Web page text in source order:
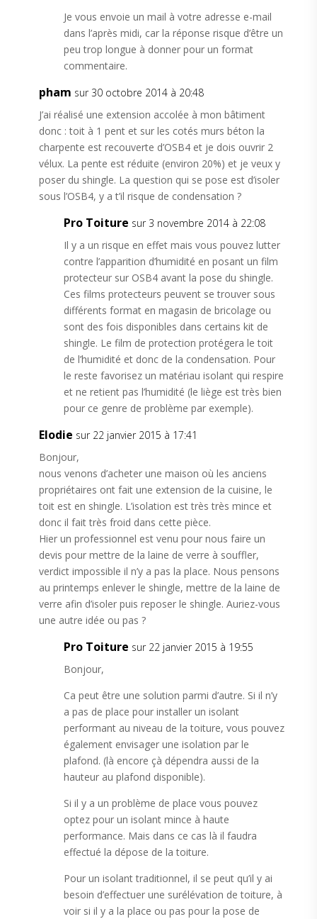
Je vous envoie un mail à votre adresse e-mail
dans l’après midi, car la réponse risque d’être un
peu trop longue à donner pour un format
commentaire.
pham sur 30 octobre 2014 à 20:48
J’ai réalisé une extension accolée à mon bâtiment
donc : toit à 1 pent et sur les cotés murs béton la
charpente est recouverte d’OSB4 et je dois ouvrir 2
vélux. La pente est réduite (environ 20%) et je veux y
poser du shingle. La question qui se pose est d’isoler
sous l’OSB4, y a t’il risque de condensation ?
Pro Toiture sur 3 novembre 2014 à 22:08
Il y a un risque en effet mais vous pouvez lutter
contre l’apparition d’humidité en posant un film
protecteur sur OSB4 avant la pose du shingle.
Ces films protecteurs peuvent se trouver sous
différents format en magasin de bricolage ou
sont des fois disponibles dans certains kit de
shingle. Le film de protection protégera le toit
de l’humidité et donc de la condensation. Pour
le reste favorisez un matériau isolant qui respire
et ne retient pas l’humidité (le liège est très bien
pour ce genre de problème par exemple).
Elodie sur 22 janvier 2015 à 17:41
Bonjour,
nous venons d’acheter une maison où les anciens
propriétaires ont fait une extension de la cuisine, le
toit est en shingle. L’isolation est très très mince et
donc il fait très froid dans cette pièce.
Hier un professionnel est venu pour nous faire un
devis pour mettre de la laine de verre à souffler,
verdict impossible il n’y a pas la place. Nous pensons
au printemps enlever le shingle, mettre de la laine de
verre afin d’isoler puis reposer le shingle. Auriez-vous
une autre idée ou pas ?
Pro Toiture sur 22 janvier 2015 à 19:55
Bonjour,
Ca peut être une solution parmi d’autre. Si il n’y
a pas de place pour installer un isolant
performant au niveau de la toiture, vous pouvez
également envisager une isolation par le
plafond. (là encore çà dépendra aussi de la
hauteur au plafond disponible).
Si il y a un problème de place vous pouvez
optez pour un isolant mince à haute
performance. Mais dans ce cas là il faudra
effectué la dépose de la toiture.
Pour un isolant traditionnel, il se peut qu’il y ai
besoin d’effectuer une surélévation de toiture, à
voir si il y a la place ou pas pour la pose de